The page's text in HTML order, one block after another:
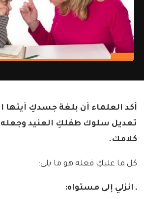
أكد العلماء أن بلغة جسدكِ أيتها
تعديل سلوك طفلكِ العنيد
كلامك.
كل ما عليكِ فعله هو ما يلي:
ـ انزلي إلى مستواه: